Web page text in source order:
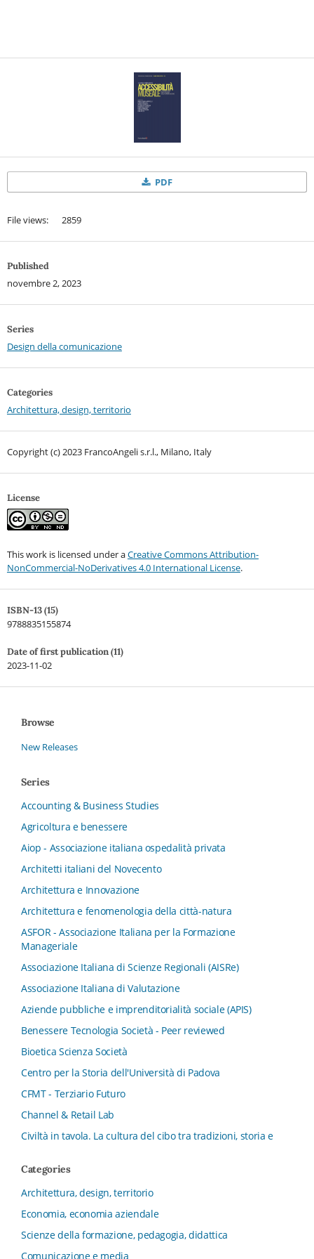
PDF
File views: 2859
Published
novembre 2, 2023
Series
Design della comunicazione
Categories
Architettura, design, territorio
Copyright (c) 2023 FrancoAngeli s.r.l., Milano, Italy
License
This work is licensed under aCreative Commons Attribution-
NonCommercial-NoDerivatives 4.0 International License.
ISBN-13 (15)
9788835155874
Date of first publication (11)
2023-11-02
Browse
New Releases
Series
Accounting & Business Studies
Agricoltura e benessere
Aiop - Associazione italiana ospedalità privata
Architetti italiani del Novecento
Architettura e Innovazione
Architettura e fenomenologia della città-natura
ASFOR - Associazione Italiana per la Formazione
Manageriale
Associazione Italiana di Scienze Regionali (AISRe)
Associazione Italiana di Valutazione
Aziende pubbliche e imprenditorialità sociale (APIS)
Benessere Tecnologia Società - Peer reviewed
Bioetica Scienza Società
Centro per la Storia dell'Università di Padova
CFMT - Terziario Futuro
Channel & Retail Lab
Civiltà in tavola. La cultura del cibo tra tradizioni, storia e
Collana del Dipartimento di Scienze Aziendali, Management
dell’Economia Università di Bologna
Categories
Architettura, design, territorio
Economia, economia aziendale
Scienze della formazione, pedagogia, didattica
Comunicazione e media